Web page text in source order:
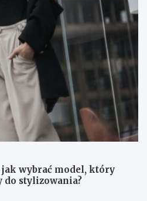
jak wybrać model, który
do stylizowania?